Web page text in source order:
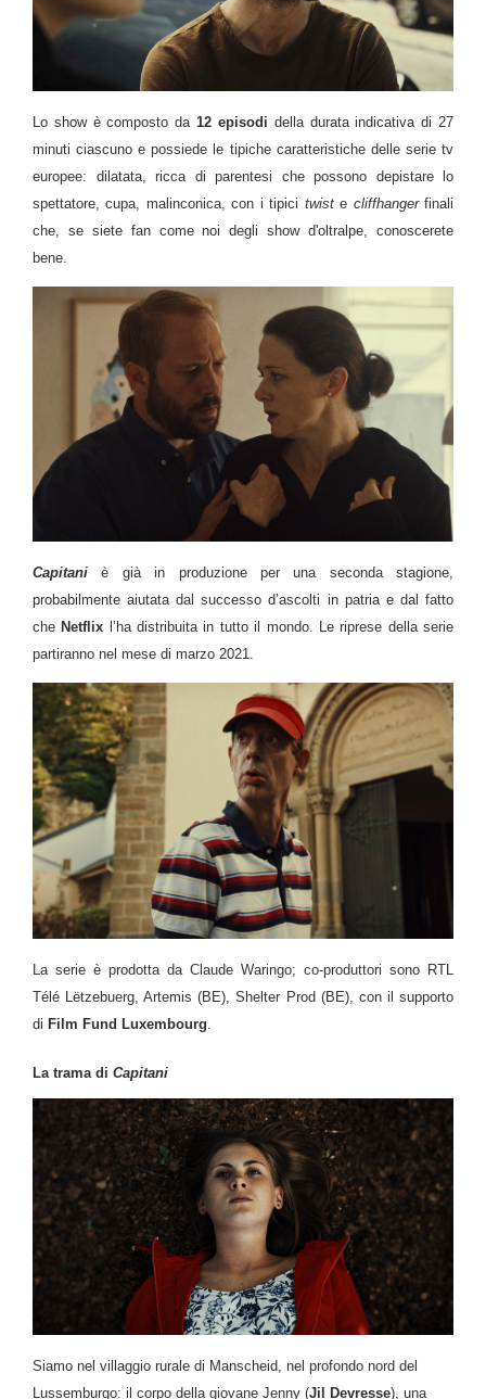
Lo show è composto da12 episodi della durata indicativa di 27
minuti ciascuno e possiede le tipiche caratteristiche delle serie tv
europee: dilatata, ricca di parentesi che possono depistare lo
spettatore, cupa, malinconica, con i tipici twiste cliffhangerfinali
che, se siete fan come noi degli show d'oltralpe, conoscerete
bene.
Capitani è già in produzione per una seconda stagione,
probabilmente aiutata dal successo d’ascolti in patria e dal fatto
che Netflix l’ha distribuita in tutto il mondo. Le riprese della serie
partiranno nel mese di marzo 2021.
La serie è prodotta da Claude Waringo; co-produttori sono RTL
Télé Lëtzebuerg, Artemis (BE), Shelter Prod (BE), con il supporto
di Film Fund Luxembourg
La trama di Capitani
Siamo nel villaggio rurale di Manscheid, nel profondo nord del
Lussemburgo: il corpo della giovane Jenny (Jil Devresse), una